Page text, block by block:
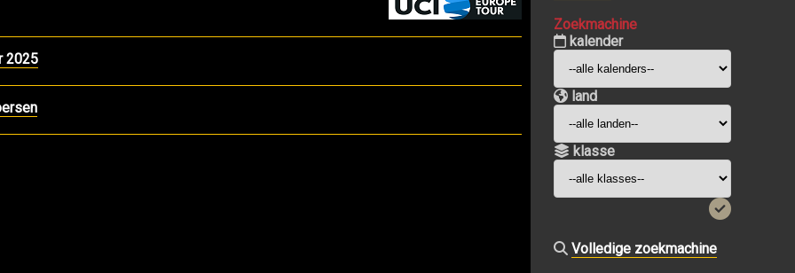
2025
Zoekmachine
kalender
land
klasse
Volledige zoekmachine